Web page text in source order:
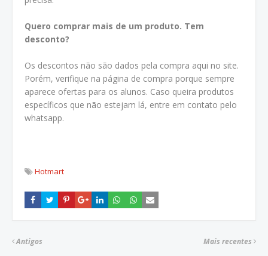
Quero comprar mais de um produto. Tem
desconto?
Os descontos não são dados pela compra aqui no site.
Porém, verifique na página de compra porque sempre
aparece ofertas para os alunos. Caso queira produtos
específicos que não estejam lá, entre em contato pelo
whatsapp.
Hotmart
Mais recentes
Antigos